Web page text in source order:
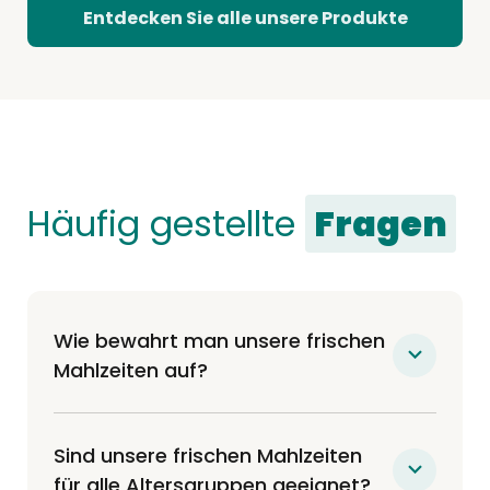
Entdecken Sie alle unsere Produkte
Häufig gestellte Fragen
Wie bewahrt man unsere frischen
Mahlzeiten auf?
können entweder 7 Tage im Kühlschrank
Sind unsere frischen Mahlzeiten